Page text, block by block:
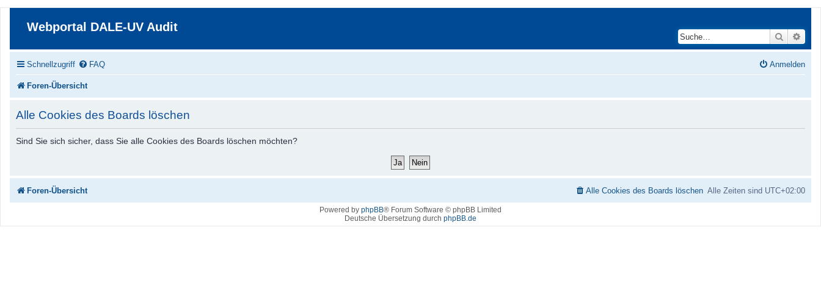
Webportal DALE-UV Audit
Suche
Schnellzugriff FAQ Anmelden
Foren-Übersicht
Alle Cookies des Boards löschen
Sind Sie sich sicher, dass Sie alle Cookies des Boards löschen möchten?
Foren-Übersicht Alle Zeiten sind UTC+02:00
Alle Cookies des Boards löschen
Powered by phpBB® Forum Software © phpBB Limited
Deutsche Übersetzung durch phpBB.de